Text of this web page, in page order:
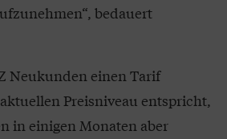
bedauert
Neukunden einen Tarif
Preisniveau entspricht,
in einigen Monaten aber